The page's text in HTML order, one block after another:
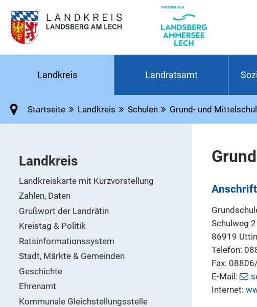
Landkreis Landratsamt
Startseite Landkreis Schulen Grund- und
Anschrift
Schulweg 2
86919
Telefon:
Fax:
E-Mail:
Internet:
Landkreis
Landkreiskarte mit Kurzvorstellung
Zahlen, Daten
Grußwort der Landrätin
Kreistag & Politik
Ratsinformationssystem
Stadt, Märkte & Gemeinden
Geschichte
Ehrenamt
Kommunale Gleichstellungsstelle